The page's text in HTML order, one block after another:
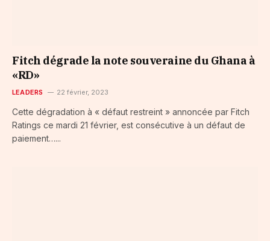
Fitch dégrade la note souveraine du Ghana à
«RD»
LEADERS 22 février, 2023
Cette dégradation à « défaut restreint » annoncée par Fitch
Ratings ce mardi 21 février, est consécutive à un défaut de
paiement…...